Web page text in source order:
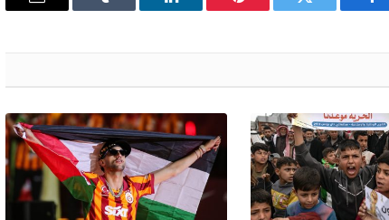
فيسبوك تويتر بينتيريستلينكدإن Tumblr
البريد